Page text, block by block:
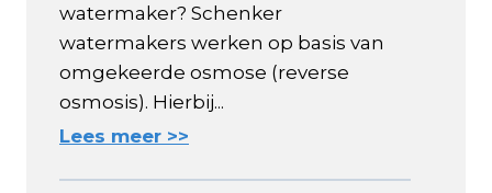
watermaker? Schenker
watermakers werken op basis van
omgekeerde osmose (reverse
osmosis). Hierbij...
Lees meer >>